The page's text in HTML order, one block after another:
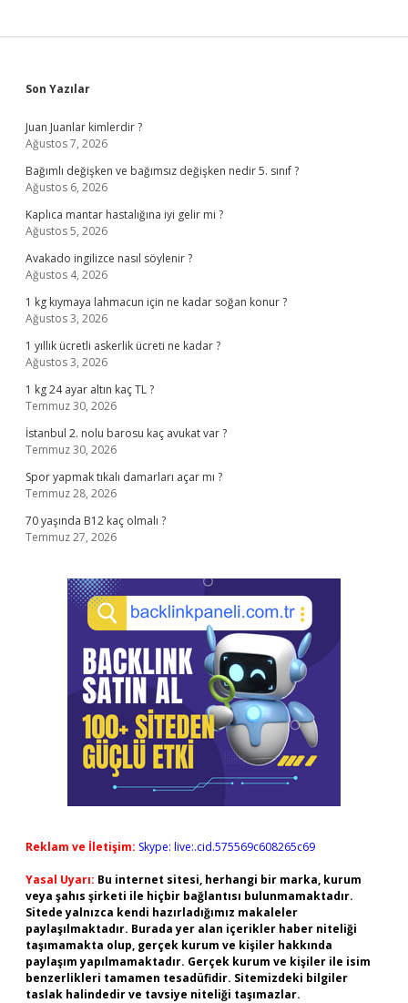
Sidebar
Son Yazılar
Juan Juanlar kimlerdir ?
Ağustos 7, 2026
Bağımlı değişken ve bağımsız değişken nedir 5. sınıf ?
Ağustos 6, 2026
Kaplıca mantar hastalığına iyi gelir mi ?
Ağustos 5, 2026
Avakado ingilizce nasıl söylenir ?
Ağustos 4, 2026
1 kg kıymaya lahmacun için ne kadar soğan konur ?
Ağustos 3, 2026
1 yıllık ücretli askerlik ücreti ne kadar ?
Ağustos 3, 2026
1 kg 24 ayar altın kaç TL ?
Temmuz 30, 2026
İstanbul 2. nolu barosu kaç avukat var ?
Temmuz 30, 2026
Spor yapmak tıkalı damarları açar mı ?
Temmuz 28, 2026
70 yaşında B12 kaç olmalı ?
Temmuz 27, 2026
Reklam ve İletişim: Skype: live:.cid.575569c608265c69
Yasal Uyarı: Bu internet sitesi, herhangi bir marka, kurum
veya şahıs şirketi ile hiçbir bağlantısı bulunmamaktadır.
Sitede yalnızca kendi hazırladığımız makaleler
paylaşılmaktadır. Burada yer alan içerikler haber niteliği
taşımamakta olup, gerçek kurum ve kişiler hakkında
paylaşım yapılmamaktadır. Gerçek kurum ve kişiler ile isim
benzerlikleri tamamen tesadüfidir. Sitemizdeki bilgiler
taslak halindedir ve tavsiye niteliği taşımazlar.